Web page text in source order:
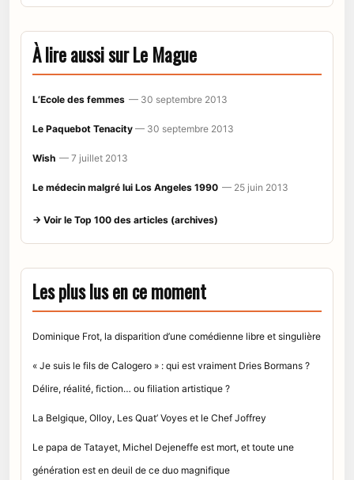
À lire aussi sur Le Mague
L’Ecole des femmes — 30 septembre 2013
Le Paquebot Tenacity — 30 septembre 2013
Wish — 7 juillet 2013
Le médecin malgré lui Los Angeles 1990 — 25 juin 2013
→ Voir le Top 100 des articles (archives)
Les plus lus en ce moment
Dominique Frot, la disparition d’une comédienne libre et singulière
« Je suis le fils de Calogero » : qui est vraiment Dries Bormans ?
Délire, réalité, fiction… ou filiation artistique ?
La Belgique, Olloy, Les Quat’ Voyes et le Chef Joffrey
Le papa de Tatayet, Michel Dejeneffe est mort, et toute une
génération est en deuil de ce duo magnifique